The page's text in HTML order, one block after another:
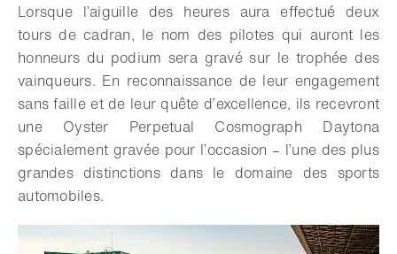
Lorsque l’aiguille des heures aura effectué deux
tours de cadran, le nom des pilotes qui auront les
honneurs du podium sera gravé sur le trophée des
vainqueurs. En reconnaissance de leur engagement
sans faille et de leur quête d’excellence, ils recevront
une Oyster Perpetual Cosmograph Daytona
spécialement gravée pour l’occasion – l’une des plus
grandes distinctions dans le domaine des sports
automobiles.